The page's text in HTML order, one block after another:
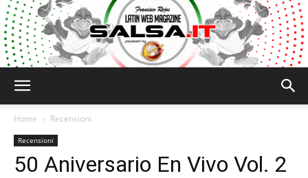
Home Recensioni
Recensioni
50 Aniversario En Vivo Vol. 2